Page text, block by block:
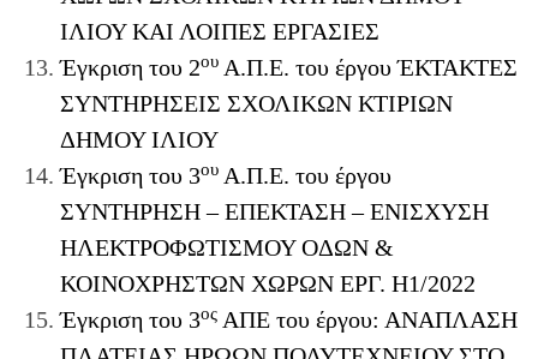
ΙΛΙΟΥ ΚΑΙ ΛΟΙΠΕΣ ΕΡΓΑΣΙΕΣ
Έγκριση του 2ου Α.Π.Ε. του έργου ΈΚΤΑΚΤΕΣ
ΣΥΝΤΗΡΗΣΕΙΣ ΣΧΟΛΙΚΩΝ ΚΤΙΡΙΩΝ
ΔΗΜΟΥ ΙΛΙΟΥ
Έγκριση του 3ου Α.Π.Ε. του έργου
ΣΥΝΤΗΡΗΣΗ – ΕΠΕΚΤΑΣΗ – ΕΝΙΣΧΥΣΗ
ΗΛΕΚΤΡΟΦΩΤΙΣΜΟΥ ΟΔΩΝ &
ΚΟΙΝΟΧΡΗΣΤΩΝ ΧΩΡΩΝ ΕΡΓ. Η1/2022
Έγκριση του 3ος ΑΠΕ του έργου: ΑΝΑΠΛΑΣΗ